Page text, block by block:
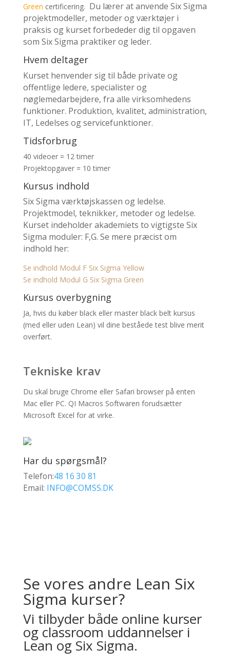
Green certificering. Du lærer at anvende Six Sigma
projektmodeller, metoder og værktøjer i
praksis og kurset forbededer dig til opgaven
som Six Sigma praktiker og leder.
Hvem deltager
Kurset henvender sig til både private og
offentlige ledere, specialister og
nøglemedarbejdere, fra alle virksomhedens
funktioner. Produktion, kvalitet, administration,
IT, Ledelses og servicefunktioner.
Tidsforbrug
40 videoer = 12 timer
Projektopgaver = 10 timer
Kursus indhold
Six Sigma værktøjskassen og ledelse.
Projektmodel, teknikker, metoder og ledelse.
Kurset indeholder akademiets to vigtigste Six
Sigma moduler: F,G. Se mere præcist om
indhold her:
Se indhold Modul F Six Sigma Yellow
Se indhold Modul G Six Sigma Green
Kursus overbygning
Ja, hvis du køber black eller master black belt kursus
(med eller uden Lean) vil dine beståede test blive merit
overført.
Tekniske krav
Du skal bruge Chrome eller Safari browser på enten
Mac eller PC. QI Macros Softwaren forudsætter
Microsoft Excel for at virke.
Har du spørgsmål?
Telefon:48 16 30 81
Email: INFO@COMSS.DK
Se vores andre Lean Six
Sigma kurser?
Vi tilbyder både online kurser
og classroom uddannelser i
Lean og Six Sigma.